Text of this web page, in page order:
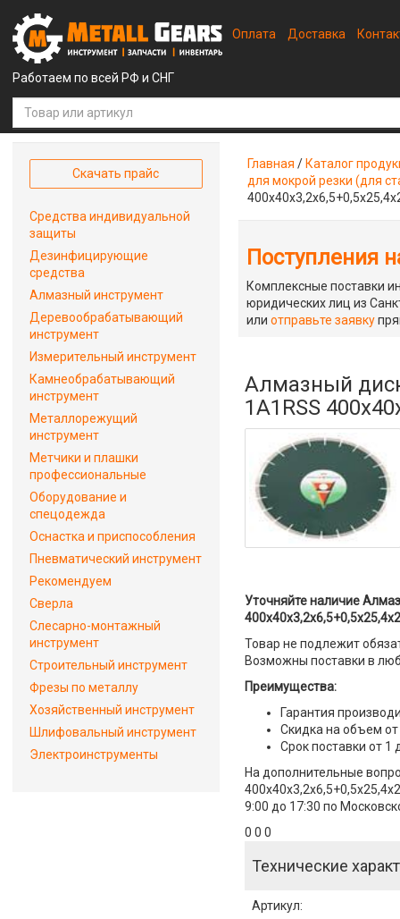
Работаем по всей РФ и СНГ
Оплата Доставка
Главная / Каталог
для мокрой резки (для
Поступления
Комплексные поставки
юридических лиц из
илиотправьте заявку
Алмазный
1A1RSS
Уточняйте наличие
Товар не подлежит
Возможны поставки в
Преимущества:
Гарантия
Скидка на объем от
Срок поставки от 1
На дополнительные
9:00 до 17:30 по
0 0 0
Технические
Артикул:
Скачать прайс
Средства индивидуальной
защиты
Дезинфицирующие
средства
Алмазный инструмент
Деревообрабатывающий
инструмент
Измерительный инструмент
Камнеобрабатывающий
инструмент
Металлорежущий
инструмент
Метчики и плашки
профессиональные
Оборудование и
спецодежда
Оснастка и приспособления
Пневматический инструмент
Рекомендуем
Сверла
Слесарно-монтажный
инструмент
Строительный инструмент
Фрезы по металлу
Хозяйственный инструмент
Шлифовальный инструмент
Электроинструменты